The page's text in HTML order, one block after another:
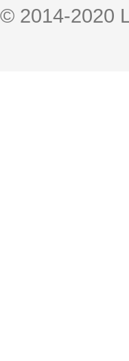
© 2014-2020